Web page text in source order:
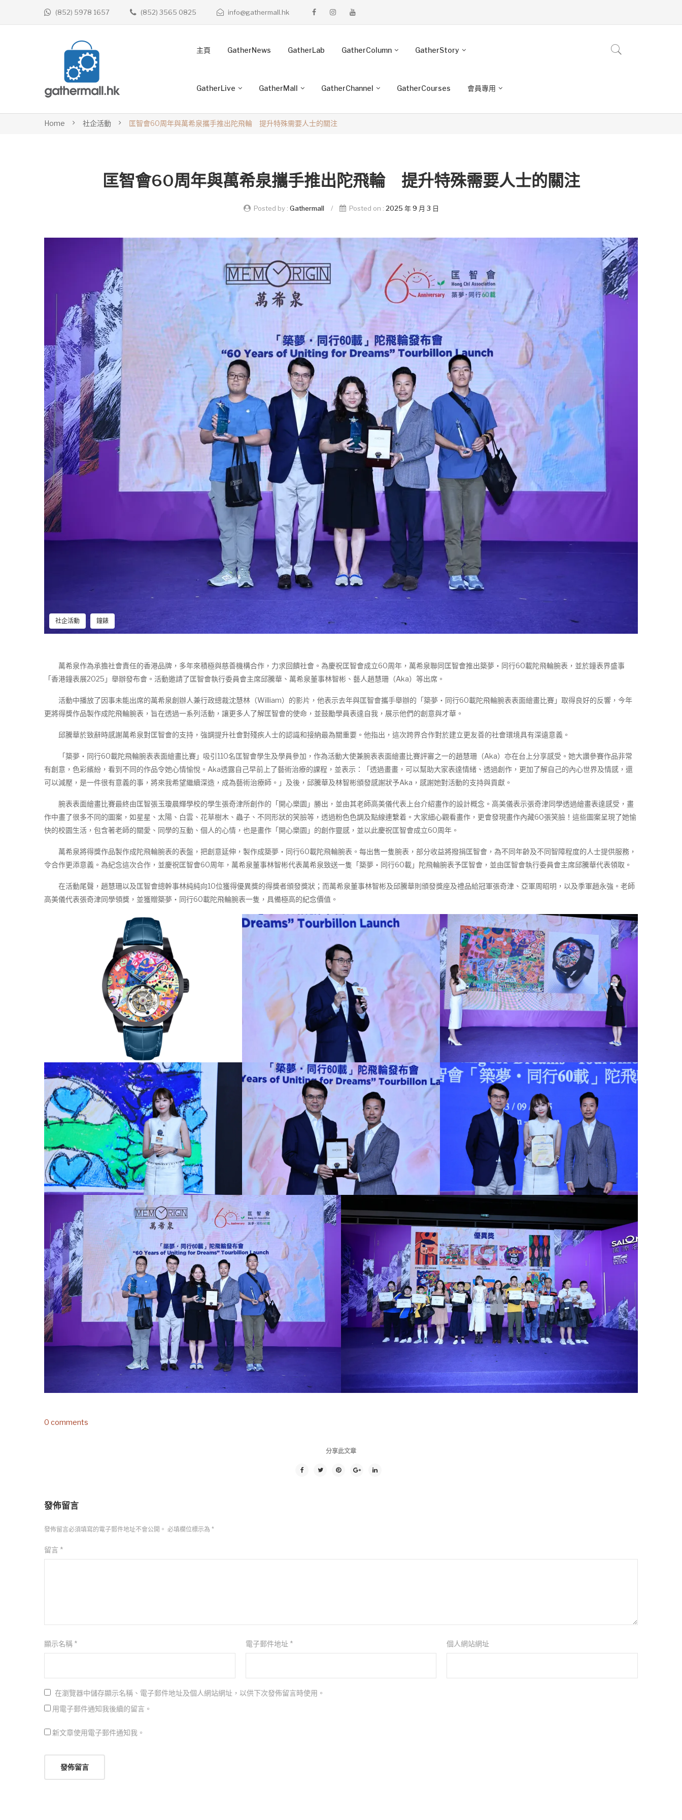
(852) 5978 1657 (852) 3565 0825 info@gathermall.hk
主頁 GatherNews GatherLab GatherColumn GatherStory
GatherLive GatherMall GatherChannel GatherCourses 會員專用
Home 社企活動 匡智會60周年與萬希泉攜手推出陀飛輪 提升特殊需要人士的關注
匡智會60周年與萬希泉攜手推出陀飛輪 提升特殊需要人士的關注
Posted by : Gathermall / Posted on : 2025 年 9 月 3 日
社企活動 鐘錶
萬希泉作為承擔社會責任的香港品牌，多年來積極與慈善機構合作，力求回饋社會。為慶祝匡智會成立60周年，萬希泉聯同匡智會推出築夢‧同行60載陀飛輪腕表，並於鐘表界盛事
「香港鐘表展2025」舉辦發布會。活動邀請了匡智會執行委員會主席邱騰華、萬希泉董事林智彬、藝人趙慧珊（Aka）等出席。
活動中播放了因事未能出席的萬希泉創辦人兼行政總裁沈慧林（William）的影片，他表示去年與匡智會攜手舉辦的「築夢‧同行60載陀飛輪腕表表面繪畫比賽」取得良好的反響，今年
更將得獎作品製作成陀飛輪腕表，旨在透過一系列活動，讓更多人了解匡智會的使命，並鼓勵學員表達自我，展示他們的創意與才華。
邱騰華於致辭時感謝萬希泉對匡智會的支持，強調提升社會對殘疾人士的認識和接納最為關重要。他指出，這次跨界合作對於建立更友善的社會環境具有深遠意義。
「築夢‧同行60載陀飛輪腕表表面繪畫比賽」吸引110名匡智會學生及學員參加，作為活動大使兼腕表表面繪畫比賽評審之一的趙慧珊（Aka）亦在台上分享感受。她大讚參賽作品非常
有創意，色彩繽紛，看到不同的作品令她心情愉悅。Aka透露自己早前上了藝術治療的課程，並表示：「透過畫畫，可以幫助大家表達情緒、透過創作，更加了解自己的內心世界及情感，還
可以減壓，是一件很有意義的事，將來我希望繼續深造，成為藝術治療師。」及後，邱騰華及林智彬頒發感謝狀予Aka，感謝她對活動的支持與貢獻。
腕表表面繪畫比賽最終由匡智張玉瓊晨輝學校的學生張奇津所創作的「開心樂園」勝出，並由其老師高美儀代表上台介紹畫作的設計概念。高美儀表示張奇津同學透過繪畫表達感受，畫
作中畫了很多不同的圖案，如星星、太陽、白雲、花草樹木、蟲子、不同形狀的笑臉等，透過粉色色調及點線連繫着。大家細心觀看畫作，更會發現畫作內藏60張笑臉！這些圖案呈現了她愉
快的校園生活，包含著老師的關愛、同學的互動、個人的心情，也是畫作「開心樂園」的創作靈感，並以此慶祝匡智會成立60周年。
萬希泉將得獎作品製作成陀飛輪腕表的表盤，把創意延伸，製作成築夢‧同行60載陀飛輪腕表。每出售一隻腕表，部分收益將撥捐匡智會，為不同年齡及不同智障程度的人士提供服務，
令合作更添意義。為紀念這次合作，並慶祝匡智會60周年，萬希泉董事林智彬代表萬希泉致送一隻「築夢‧同行60載」陀飛輪腕表予匡智會，並由匡智會執行委員會主席邱騰華代表領取。
在活動尾聲，趙慧珊以及匡智會總幹事林純純向10位獲得優異獎的得獎者頒發獎狀；而萬希泉董事林智彬及邱騰華則頒發獎座及禮品給冠軍張奇津、亞軍周昭明，以及季軍趙永強。老師
高美儀代表張奇津同學領獎，並獲贈築夢‧同行60載陀飛輪腕表一隻，具備極高的紀念價值。
0 comments
分享此文章
發佈留言
發佈留言必須填寫的電子郵件地址不會公開。 必填欄位標示為 *
留言 *
顯示名稱 * 電子郵件地址 * 個人網站網址
在瀏覽器中儲存顯示名稱、電子郵件地址及個人網站網址，以供下次發佈留言時使用。
用電子郵件通知我後續的留言。
新文章使用電子郵件通知我。